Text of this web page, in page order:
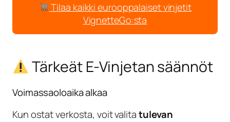
Tilaa kaikki eurooppalaiset vinjetit
VignetteGo:sta
Tärkeät E-Vinjetan säännöt
Voimassaoloaika alkaa
Kun ostat verkosta, voit valitatulevan